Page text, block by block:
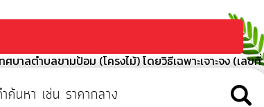
บาลตำบลขามป้อม (โครงไม้) โดยวิธีเฉพาะเจาะจง (เลขที่
ง การจัดซื้อจัดจ้างภาครัฐด้วยอิเล็กทรอนิกส์ (แบบ สขร